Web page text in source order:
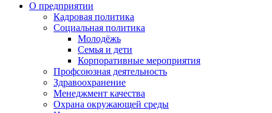
О предприятии
Кадровая политика
Социальная политика
Молодёжь
Семья и дети
Корпоративные мероприятия
Профсоюзная деятельность
Здравоохранение
Менеджмент качества
Охрана окружающей среды